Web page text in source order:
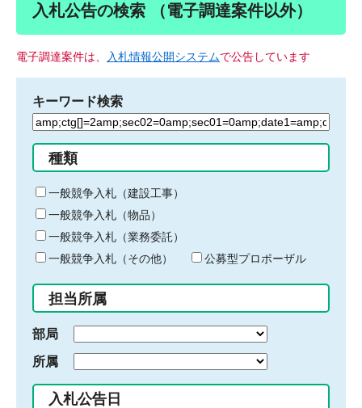
入札公告の検索 （電子調達案件以外）
電子調達案件は、 入札情報公開システムで公告しています
キーワード検索
検
る
キ
ー
ワ
ー
ド
入
力
種類
一般競争入札（建設工事）
一般競争入札（物品）
一般競争入札（業務委託）
一般競争入札（その他）
公募型プロポーザル
担当所属
部局
所属
入札公告日